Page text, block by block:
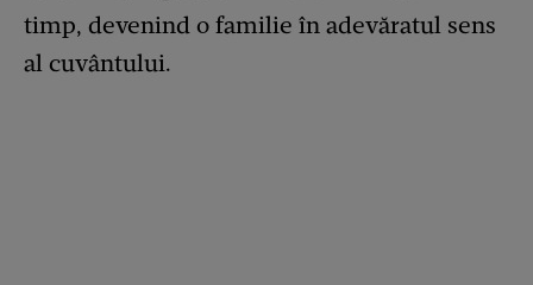
timp, devenind o familie în adevăratul sens
al cuvântului.